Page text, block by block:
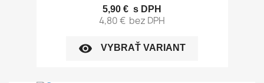
5,90 € s DPH
4,80 € bez DPH
visibility VYBRAŤ VARIANT